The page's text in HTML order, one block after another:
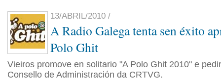
13/ABRIL/2010 /
A Radio Galega tenta sen éxito
Polo Ghit
Vieiros promove en solitario "A Polo Ghit 2010" e
Consello de Administración da CRTVG.